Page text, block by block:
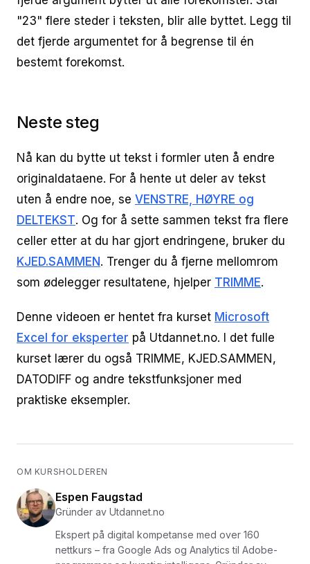
"23" flere steder i teksten, blir alle byttet. Legg til
det fjerde argumentet for å begrense til én
bestemt forekomst.
Neste steg
Nå kan du bytte ut tekst i formler uten å endre
originaldataene. For å hente ut deler av tekst
uten å endre noe, se VENSTRE, HØYRE og
DELTEKST. Og for å sette sammen tekst fra flere
celler etter at du har gjort endringene, bruker du
KJED.SAMMEN. Trenger du å fjerne mellomrom
som ødelegger resultatene, hjelper TRIMME.
Denne videoen er hentet fra kurset Microsoft
Excel for eksperter på Utdannet.no. I det fulle
kurset lærer du også TRIMME, KJED.SAMMEN,
DATODIFF og andre tekstfunksjoner med
praktiske eksempler.
OM KURSHOLDEREN
Espen Faugstad
Gründer av Utdannet.no
Ekspert på digital kompetanse med over 160
nettkurs – fra Google Ads og Analytics til Adobe-